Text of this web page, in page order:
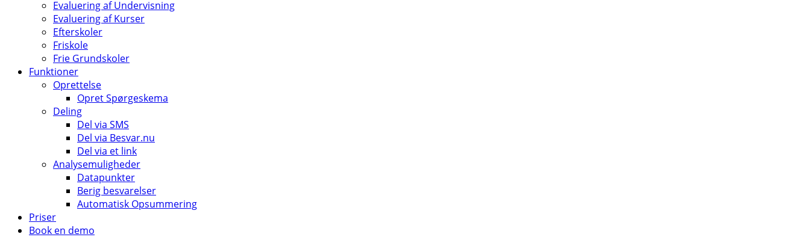
Evaluering af Undervisning
Evaluering af Kurser
Efterskoler
Friskole
Frie Grundskoler
Funktioner
Oprettelse
Opret Spørgeskema
Deling
Del via SMS
Del via Besvar.nu
Del via et link
Analysemuligheder
Datapunkter
Berig besvarelser
Automatisk Opsummering
Priser
Book en demo